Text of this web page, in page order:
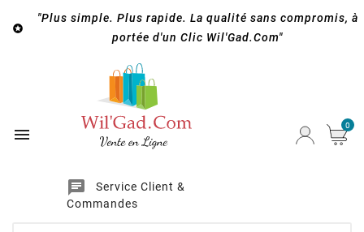

"Plus simple. Plus rapide. La qualité sans compromis, à
portée d'un Clic Wil'Gad.Com"

chat
Service Client &
Commandes
0